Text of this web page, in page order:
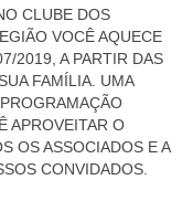
CLUBE DOS
VOCÊ AQUECE
2019, A PARTIR DAS
FAMÍLIA. UMA
APROVEITAR O
OS ASSOCIADOS E A
CONVIDADOS.